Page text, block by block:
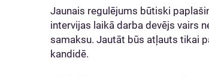
Jaunais regulējums būtiski
intervijas laikā darba devējs vairs
samaksu. Jautāt būs atļauts tikai
kandidē.